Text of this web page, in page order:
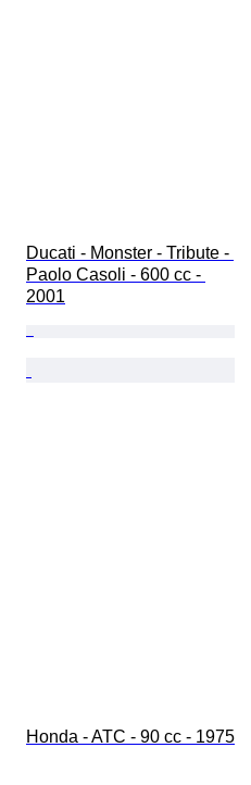
Ducati - Monster - Tribute -
Paolo Casoli - 600 cc -
2001
Honda - ATC - 90 cc - 1975